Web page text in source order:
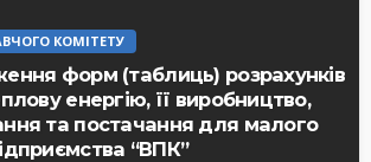
КОМІТЕТУ
форм (таблиць) розрахунків
енергію, її виробництво,
та постачання для малого
“ВПК”